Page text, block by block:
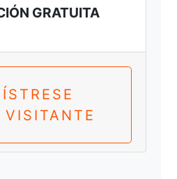
GRATUITA
VISITANTE